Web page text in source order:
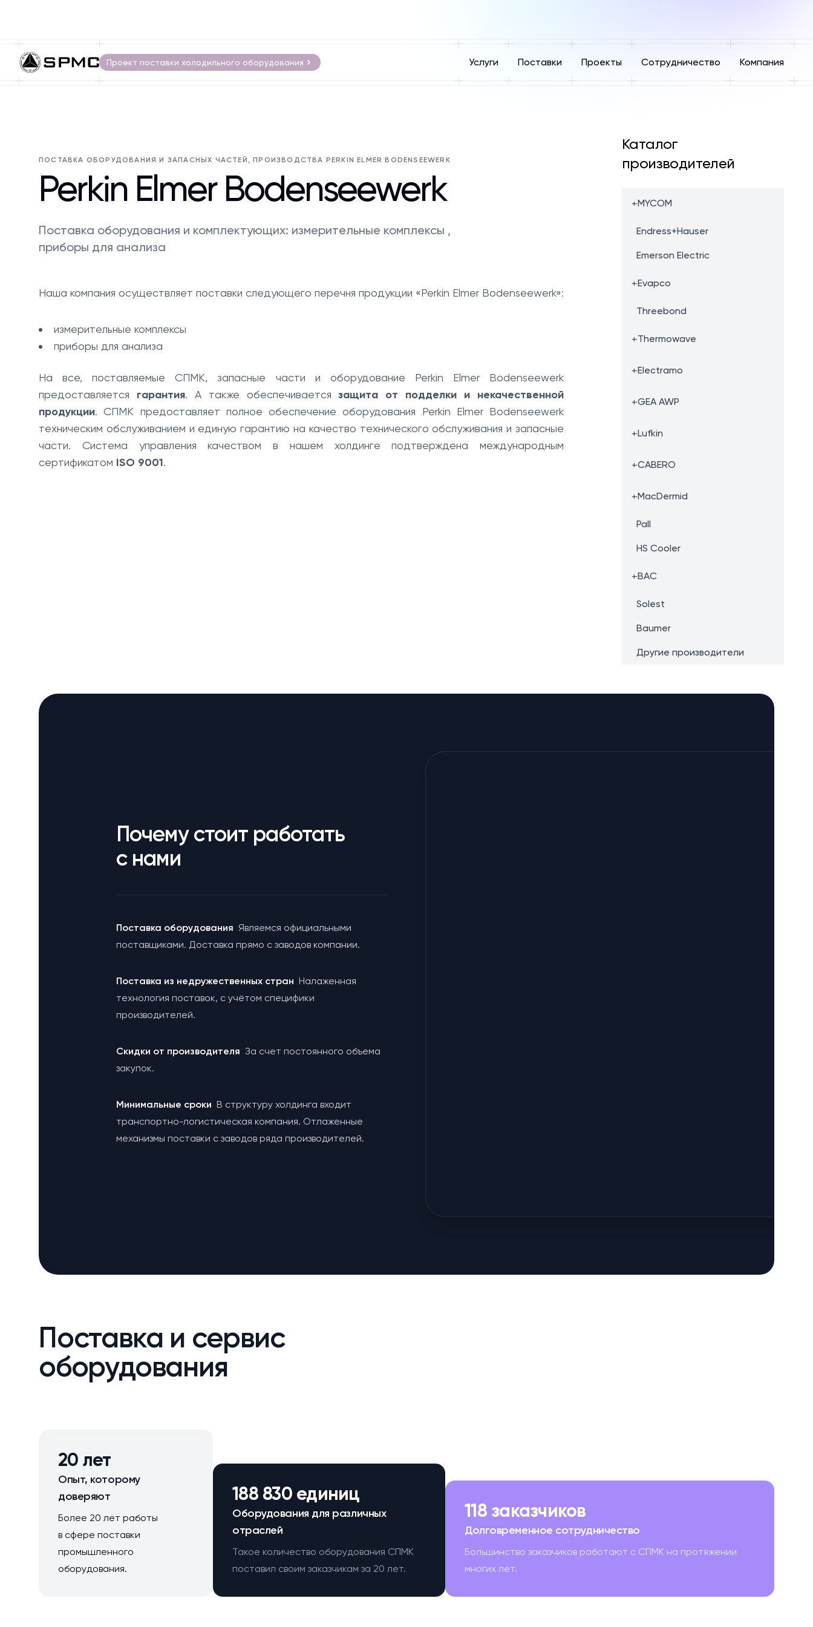
Проект поставки холодильного оборудования Услуги Поставки Проекты Сотрудничество Компания
ПОСТАВКА ОБОРУДОВАНИЯ И ЗАПАСНЫХ ЧАСТЕЙ, ПРОИЗВОДСТВА PERKIN ELMER BODENSEEWERK
Perkin Elmer Bodenseewerk
Поставка оборудования и комплектующих: измерительные комплексы ,
приборы для анализа
Наша компания осуществляет поставки следующего перечня продукции «Perkin Elmer Bodenseewerk»:
измерительные комплексы
приборы для анализа
На все, поставляемые СПМК, запасные части и оборудование Perkin Elmer Bodenseewerk
предоставляется гарантия. А также обеспечиваетсязащита от подделки и некачественной
продукции. СПМК предоставляет полное обеспечение оборудования Perkin Elmer Bodenseewerk
техническим обслуживанием и единую гарантию на качество технического обслуживания и запасные
части. Система управления качеством в нашем холдинге подтверждена международным
сертификатом ISO 9001.
Каталог
производителей
+MYCOM
Endress+Hauser
Emerson Electric
+Evapco
Threebond
+Thermowave
+Electramo
+GEA AWP
+Lufkin
+CABERO
+MacDermid
Pall
HS Cooler
+BAC
Solest
Baumer
Другие производители
Почему стоит работать
с нами
Поставка оборудования Являемся официальными
поставщиками. Доставка прямо с заводов компании.
Поставка из недружественных стран Налаженная
технология поставок, с учётом специфики
производителей.
Cкидки от производителя За счет постоянного объема
закупок.
Минимальные сроки В структуру холдинга входит
транспортно-логистическая компания. Отлаженные
механизмы поставки с заводов ряда производителей.
Поставка и сервис
оборудования
20 лет
Опыт, которому
доверяют
Более 20 лет работы
в сфере поставки
промышленного
оборудования.
188 830 единиц
Оборудования для различных
отраслей
Такое количество оборудования СПМК
поставил своим заказчикам за 20 лет.
118 заказчиков
Долговременное сотрудничество
Большинство заказчиков работают с СПМК на протяжении
многих лет.